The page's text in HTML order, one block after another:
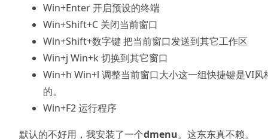
Win+Enter 开启预设的终端
Win+Shift+C 关闭当前窗口
Win+Shift+数字键 把当前窗口发送到其它工作区
Win+j Win+k 切换到其它窗口
Win+h Win+l 调整当前窗口大小这一组快捷键是VI风
的。
Win+F2 运行程序
默认的不好用，我安装了一个dmenu。这东东真不赖。